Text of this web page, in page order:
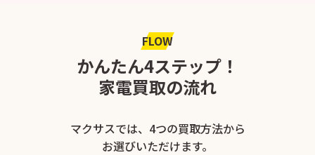
FLOW
かんたん4ステップ！
家電買取の流れ
マクサスでは、4つの買取方法から
お選びいただけます。